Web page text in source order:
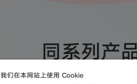
同系列产
我们在本网站上使用 Cookie